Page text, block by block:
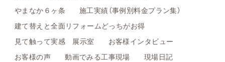
やまなか６ヶ条
施工実績（事例別料金プラン集）
建て替えと全面リフォームどっちがお得
見て触って実感 展示室
お客様インタビュー
お客様の声
動画でみる工事現場
現場日記